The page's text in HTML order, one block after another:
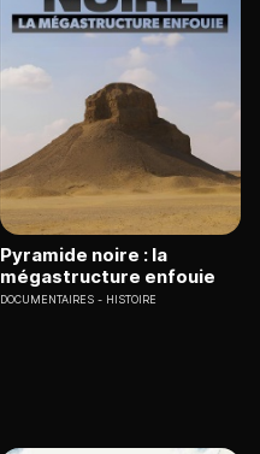
Pyramide noire : la
mégastructure enfouie
DOCUMENTAIRES HISTOIRE